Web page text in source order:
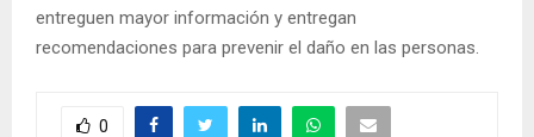
entreguen mayor información y entregan
recomendaciones para prevenir el daño en las personas.
0